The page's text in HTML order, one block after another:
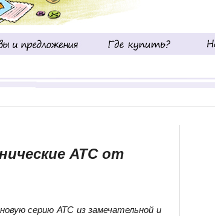
АТС от
серию АТС из замечательной и